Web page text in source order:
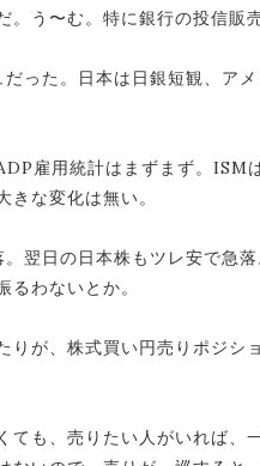
。う〜む。特に銀行の投信販
った。日本は日銀短観、ア
雇用統計はまずまず。ISM
な変化は無い。
翌日の日本株もツレ安で急
わないとか。
りが、株式買い円売りポジシ
ても、売りたい人がいれば、